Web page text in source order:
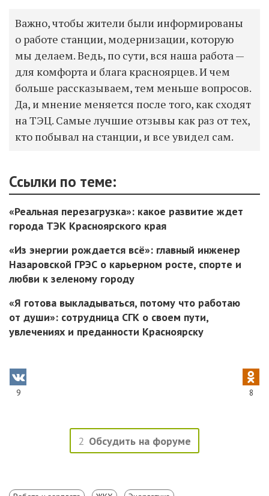
Важно, чтобы жители были информированы
о работе станции, модернизации, которую
мы делаем. Ведь, по сути, вся наша работа —
для комфорта и блага красноярцев. И чем
больше рассказываем, тем меньше вопросов.
Да, и мнение меняется после того, как сходят
на ТЭЦ. Самые лучшие отзывы как раз от тех,
кто побывал на станции, и все увидел сам.
Ссылки по теме:
«Реальная перезагрузка»: какое развитие ждет
города ТЭК Красноярского края
«Из энергии рождается всё»: главный инженер
Назаровской ГРЭС о карьерном росте, спорте и
любви к зеленому городу
«Я готова выкладываться, потому что работаю
от души»: сотрудница СГК о своем пути,
увлечениях и преданности Красноярску
9 8
2 Обсудить на форуме